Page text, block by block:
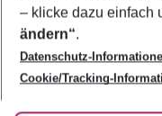
AGB
Bestpreisgarantie
Cookie-Einstellungen
Cookie-Richtlinie
Agenturbetreuung
Barrierefreies Reisen
Folge uns
– klicke dazu einfach
ändern“.
Datenschutz-
Cookie/Tracking-